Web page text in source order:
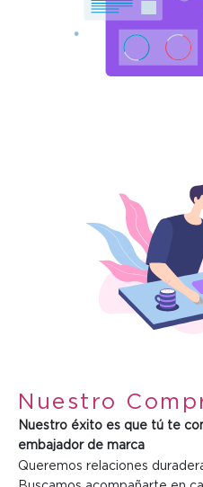
Nuestro
Nuestro éxito es que tú te
embajador de marca
Queremos relaciones